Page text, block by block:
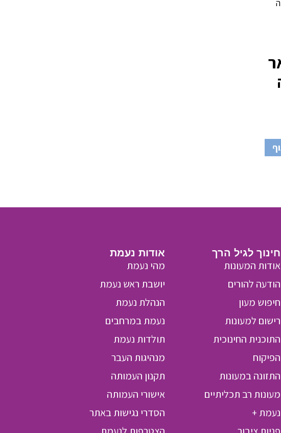
ה
חינוך לגיל הרך
אודות המעונות
הודעה להורים
חיפוש מעון
רישום למעונות
התוכנית החינוכית
הפיקוח
התזונה במעונות
מעונות רב תכליתיים
נעמת +
אודות נעמת
מהי נעמת
יושבת ראש נעמת
הנהלת נעמת
נעמת במרחבים
תולדות נעמת
מנהיגות העבר
תקנון העמותה
אישורי העמותה
הסדרי נגישות באתר